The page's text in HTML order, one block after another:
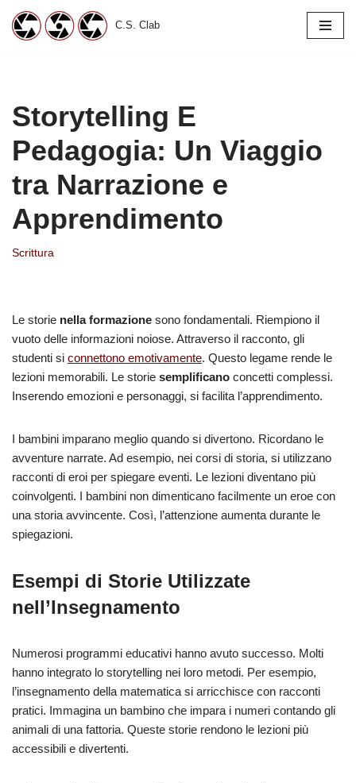
Vai
C.S. Clab
Storytelling E
Pedagogia: Un Viaggio
tra Narrazione e
Apprendimento
Scrittura
Le storie nella formazione sono fondamentali. Riempiono il
vuoto delle informazioni noiose. Attraverso il racconto, gli
studenti si connettono emotivamente. Questo legame rende le
lezioni memorabili. Le storie semplificano concetti complessi.
Inserendo emozioni e personaggi, si facilita l’apprendimento.
I bambini imparano meglio quando si divertono. Ricordano le
avventure narrate. Ad esempio, nei corsi di storia, si utilizzano
racconti di eroi per spiegare eventi. Le lezioni diventano più
coinvolgenti. I bambini non dimenticano facilmente un eroe con
una storia avvincente. Così, l’attenzione aumenta durante le
spiegazioni.
Esempi di Storie Utilizzate
nell’Insegnamento
Numerosi programmi educativi hanno avuto successo. Molti
hanno integrato lo storytelling nei loro metodi. Per esempio,
l’insegnamento della matematica si arricchisce con racconti
pratici. Immagina un bambino che impara i numeri contando gli
animali di una fattoria. Queste storie rendono le lezioni più
accessibili e divertenti.